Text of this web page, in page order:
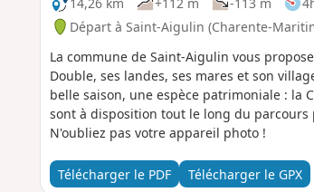
Départ à Saint-Aigulin (Charente-
La commune de Saint-Aigulin vous
Double, ses landes, ses mares et son
belle saison, une espèce patrimoniale : la
sont à disposition tout le long du
N'oubliez pas votre appareil photo !
Télécharger le PDF Télécharger le GPX